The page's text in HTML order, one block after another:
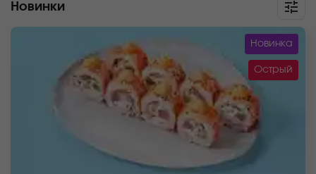
Новинки
Новинка
Острый